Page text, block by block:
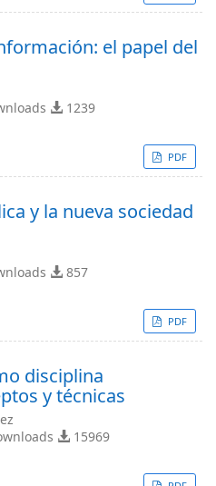
el papel del
1239
PDF
y la nueva sociedad
857
PDF
disciplina
y técnicas
15969